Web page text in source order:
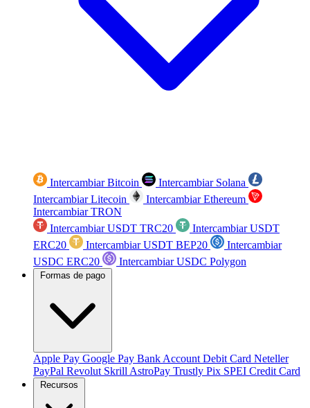
Intercambiar Bitcoin
Intercambiar Solana
Intercambiar Litecoin
Intercambiar Ethereum
Intercambiar TRON
Intercambiar USDT TRC20
Intercambiar USDT
ERC20
Intercambiar USDT BEP20
Intercambiar
USDC ERC20
Intercambiar USDC Polygon
Formas de pago
Apple Pay Google Pay Bank Account Debit Card Neteller
PayPal Revolut Skrill AstroPay Trustly Pix SPEI Credit Card
Recursos